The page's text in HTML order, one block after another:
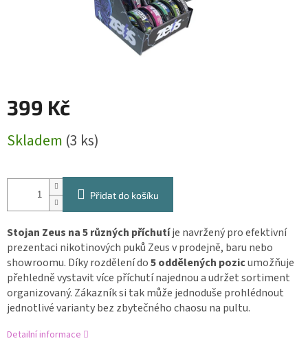
399 Kč
cena:
Skladem (3 ks)
Přidat do košíku
Stojan Zeus na 5 různých příchutíje navržený pro efektivní
prezentaci nikotinových puků Zeus v prodejně, baru nebo
showroomu. Díky rozdělení do5 oddělených pozicumožňuje
přehledně vystavit více příchutí najednou a udržet sortiment
organizovaný. Zákazník si tak může jednoduše prohlédnout
jednotlivé varianty bez zbytečného chaosu na pultu.
Detailní informace